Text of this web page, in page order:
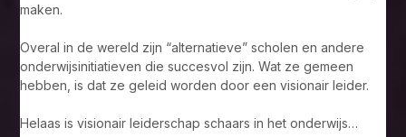
maken.
Overal in de wereld zijn “alternatieve” scholen en andere
onderwijsinitiatieven die succesvol zijn. Wat ze gemeen
hebben, is dat ze geleid worden door een visionair leider.
Helaas is visionair leiderschap schaars in het onderwijs…